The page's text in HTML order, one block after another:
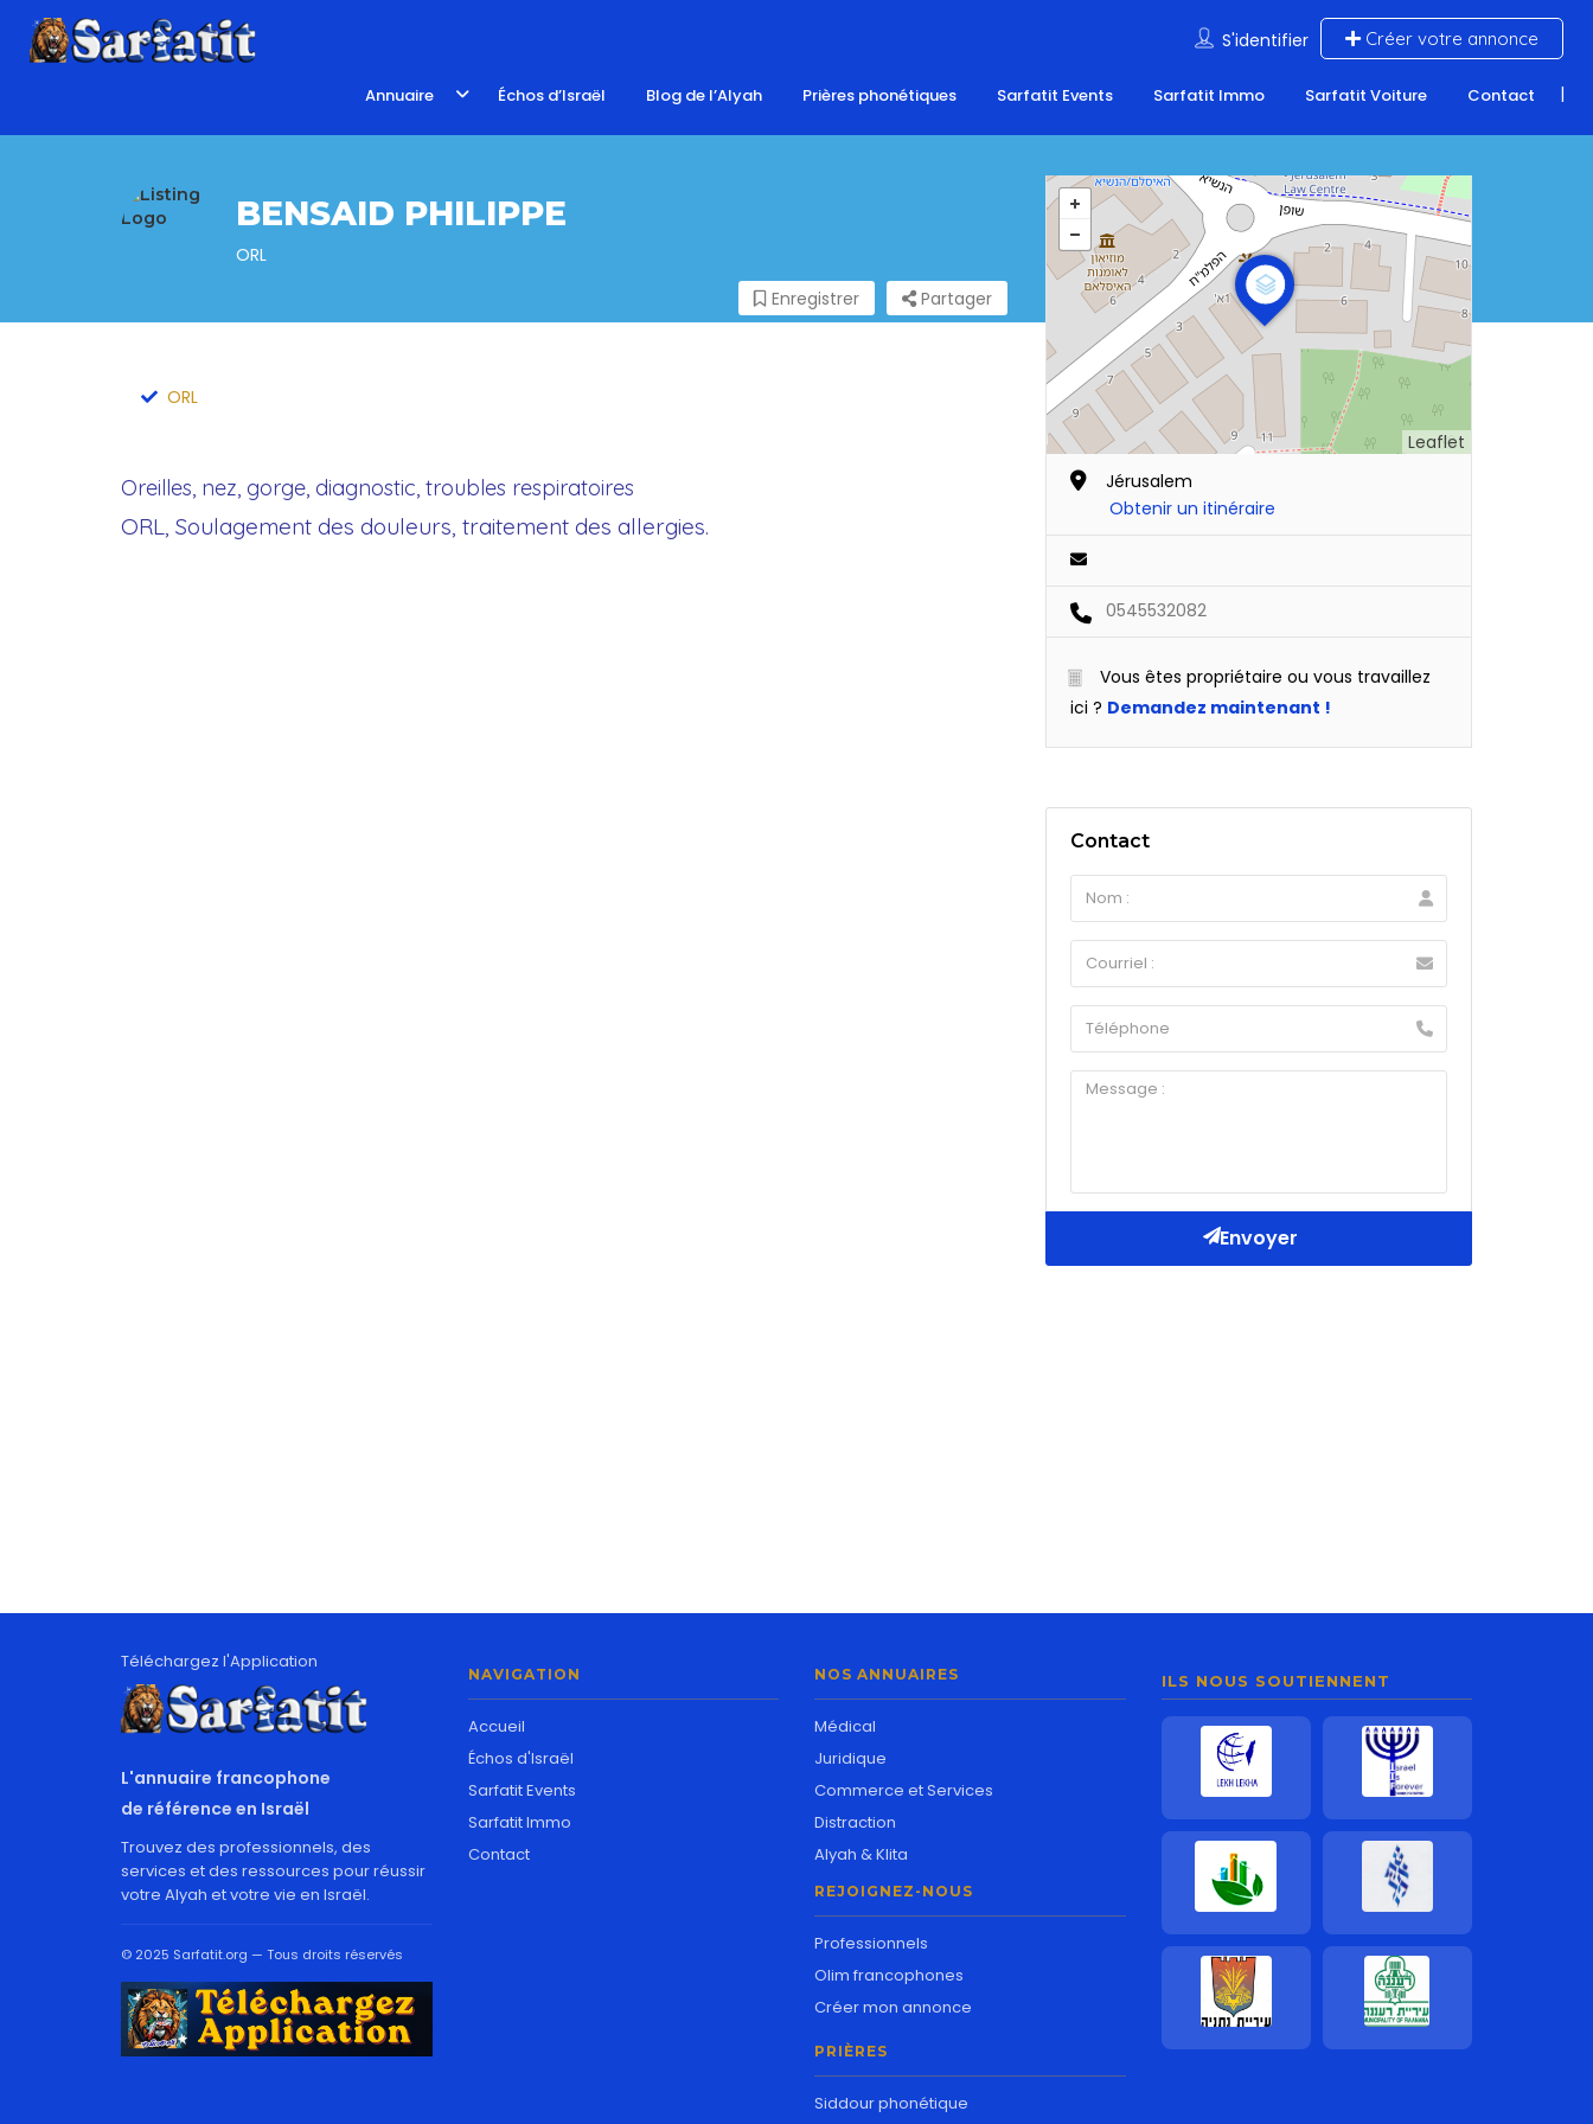
S'identifier Créer votre annonce
Annuaire Échos d’Israël Blog de l’Alyah Prières phonétiques Sarfatit Events Sarfatit Immo Sarfatit Voiture Contact
BENSAID PHILIPPE
ORL
Partager
Enregistrer
ORL
Oreilles, nez, gorge, diagnostic, troubles respiratoires
ORL, Soulagement des douleurs, traitement des allergies.
Leaflet
Jérusalem
Obtenir un itinéraire
0545532082
Vous êtes propriétaire ou vous travaillez
ici ? Demandez maintenant !
Contact
Téléchargez l'Application
L'annuaire francophone
de référence en Israël
Trouvez des professionnels, des
services et des ressources pour réussir
votre Alyah et votre vie en Israël.
© 2025 Sarfatit.org — Tous droits réservés
NAVIGATION
Accueil
Échos d'Israël
Sarfatit Events
Sarfatit Immo
Contact
NOS ANNUAIRES
Médical
Juridique
Commerce et Services
Distraction
Alyah & Klita
REJOIGNEZ-NOUS
Professionnels
Olim francophones
Créer mon annonce
PRIÈRES
Siddour phonétique
ILS NOUS SOUTIENNENT